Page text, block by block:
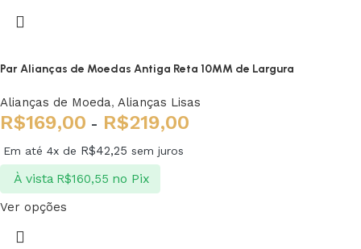
Par Alianças de Moedas Antiga Reta 10MM de Largura
Alianças de Moeda, Alianças Lisas
R$169,00 - R$219,00
Em até 4x de R$42,25 sem juros
À vista R$160,55 no Pix
Ver opções